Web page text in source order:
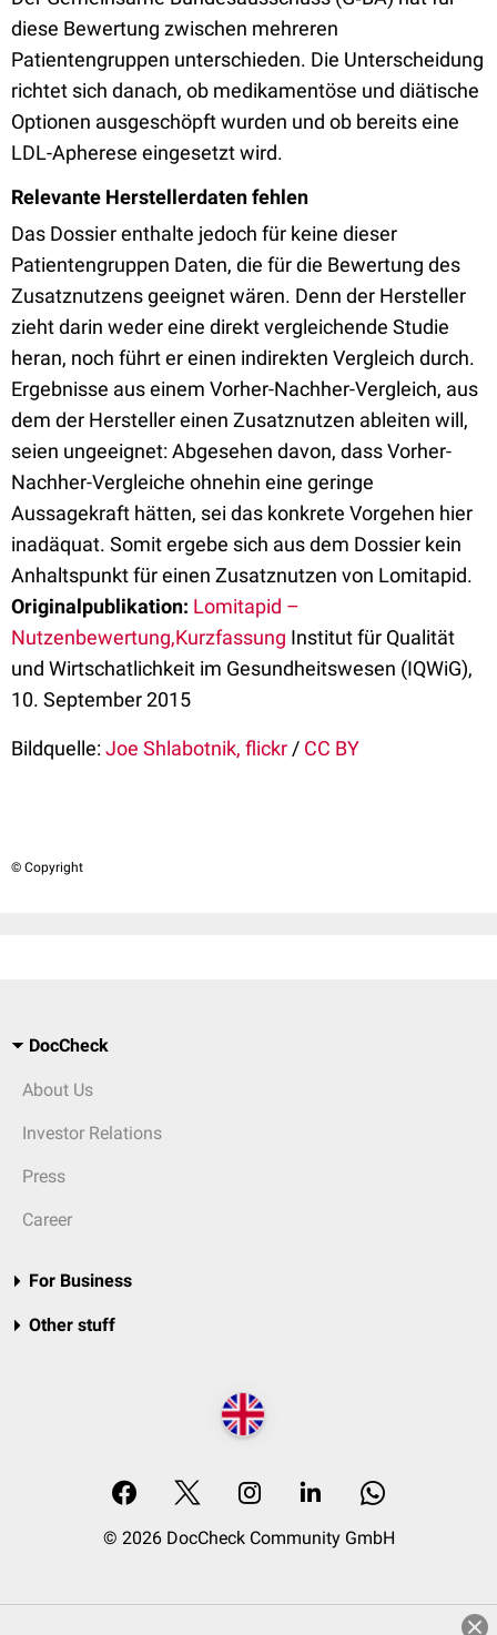
diese Bewertung zwischen mehreren
Patientengruppen unterschieden. Die Unterscheidung
richtet sich danach, ob medikamentöse und diätische
Optionen ausgeschöpft wurden und ob bereits eine
LDL-Apherese eingesetzt wird.
Relevante Herstellerdaten fehlen
Das Dossier enthalte jedoch für keine dieser
Patientengruppen Daten, die für die Bewertung des
Zusatznutzens geeignet wären. Denn der Hersteller
zieht darin weder eine direkt vergleichende Studie
heran, noch führt er einen indirekten Vergleich durch.
Ergebnisse aus einem Vorher-Nachher-Vergleich, aus
dem der Hersteller einen Zusatznutzen ableiten will,
seien ungeeignet: Abgesehen davon, dass Vorher-
Nachher-Vergleiche ohnehin eine geringe
Aussagekraft hätten, sei das konkrete Vorgehen hier
inadäquat. Somit ergebe sich aus dem Dossier kein
Anhaltspunkt für einen Zusatznutzen von Lomitapid.
Originalpublikation: Lomitapid –
Nutzenbewertung,Kurzfassung Institut für Qualität
und Wirtschatlichkeit im Gesundheitswesen (IQWiG),
10. September 2015
Bildquelle:Joe Shlabotnik, flickr / CC BY
© Copyright
DocCheck
About Us
Investor Relations
Press
Career
For Business
Other stuff
© 2026 DocCheck Community GmbH